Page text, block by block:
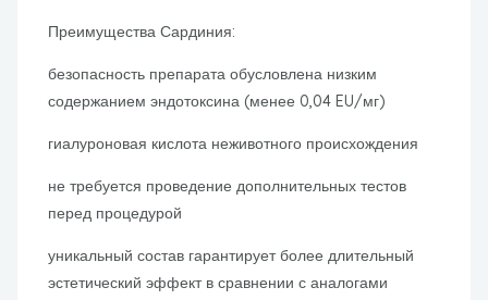
Преимущества Сардиния:
безопасность препарата обусловлена низким
содержанием эндотоксина (менее 0,04 EU/мг)
гиалуроновая кислота неживотного происхождения
не требуется проведение дополнительных тестов
перед процедурой
уникальный состав гарантирует более длительный
эстетический эффект в сравнении с аналогами